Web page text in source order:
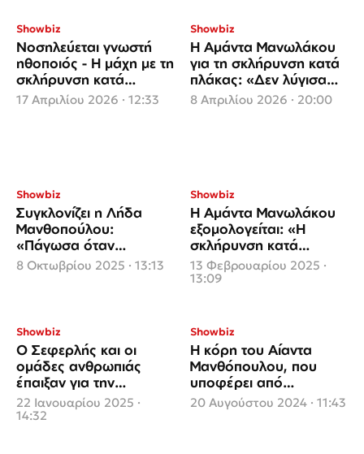
Showbiz
Νοσηλεύεται γνωστή
ηθοποιός - Η μάχη με τη
σκλήρυνση κατά
πλάκας
17 Απριλίου 2026 · 12:33
Showbiz
Η Αμάντα Μανωλάκου
για τη σκλήρυνση κατά
πλάκας: «Δεν λύγισα
για το παιδί μου»
8 Απριλίου 2026 · 20:00
Showbiz
Συγκλονίζει η Λήδα
Μανθοπούλου:
«Πάγωσα όταν
διαγνώστηκα με
σκλήρυνση κατά
8 Οκτωβρίου 2025 · 13:13
Showbiz
Η Αμάντα Μανωλάκου
εξομολογείται: «Η
σκλήρυνση κατά
πλάκας είναι πια φίλη
μου αν και με
13 Φεβρουαρίου 2025 ·
13:09
Showbiz
Ο Σεφερλής και οι
ομάδες ανθρωπιάς
έπαιξαν για την
υποστήριξη της
Ελληνικής Εταιρίας για
22 Ιανουαρίου 2025 ·
14:32
Showbiz
Η κόρη του Αίαντα
Μανθόπουλου, που
υποφέρει από
σκλήρυνση κατά
πλάκας, θα αγωνιστεί
20 Αυγούστου 2024 · 11:43